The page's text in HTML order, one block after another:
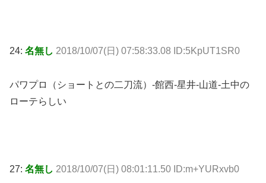
24: 名無し 2018/10/07(日) 07:58:33.08 ID:5KpUT1SR0
パワプロ（ショートとの二刀流）-館西-星井-山道-土中の
ローテらしい
27: 名無し 2018/10/07(日) 08:01:11.50 ID:m+YURxvb0